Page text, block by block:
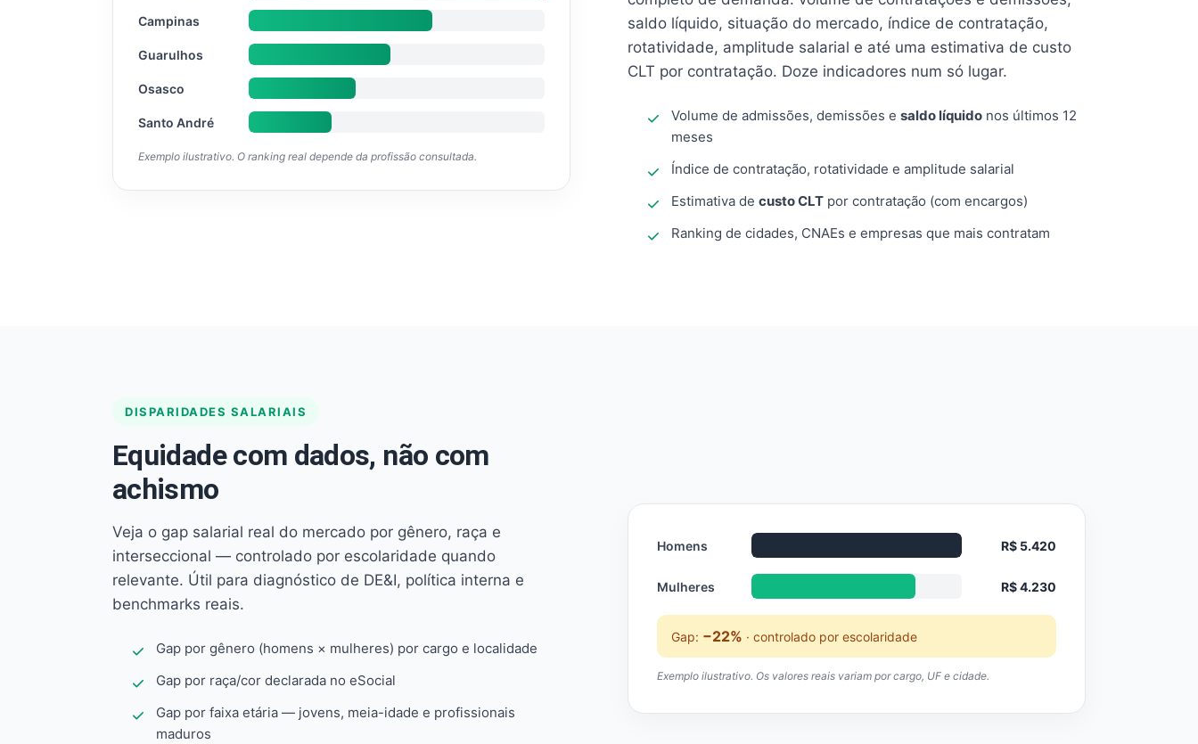
saldo líquido, situação do mercado, índice de contratação,
rotatividade, amplitude salarial e até uma estimativa de custo
CLT por contratação. Doze indicadores num só lugar.
Volume de admissões, demissões e saldo líquido nos últimos 12
meses
Índice de contratação, rotatividade e amplitude salarial
Estimativa de custo CLT por contratação (com encargos)
Ranking de cidades, CNAEs e empresas que mais contratam
Campinas
Guarulhos
Osasco
Santo André
Exemplo ilustrativo. O ranking real depende da profissão consultada.
DISPARIDADES SALARIAIS
Equidade com dados, não com
achismo
Veja o gap salarial real do mercado por gênero, raça e
interseccional — controlado por escolaridade quando
relevante. Útil para diagnóstico de DE&I, política interna e
benchmarks reais.
Gap por gênero (homens × mulheres) por cargo e localidade
Gap por raça/cor declarada no eSocial
Gap por faixa etária — jovens, meia-idade e profissionais
maduros
Homens R$ 5.420
Mulheres R$ 4.230
Gap: −22% · controlado por escolaridade
Exemplo ilustrativo. Os valores reais variam por cargo, UF e cidade.